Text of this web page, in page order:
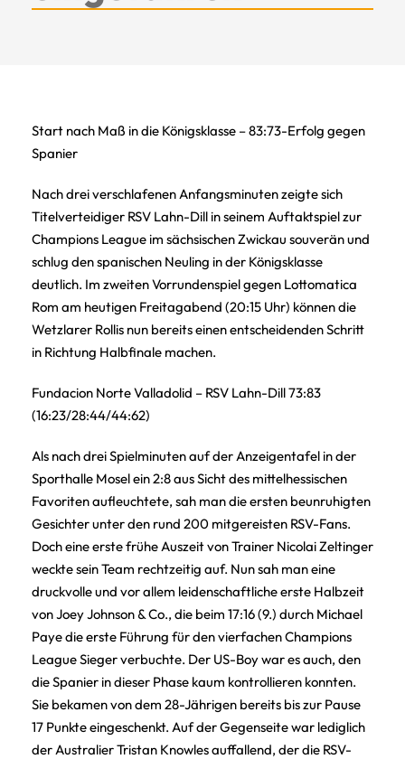
Start nach Maß in die Königsklasse – 83:73-Erfolg gegen
Spanier
Nach drei verschlafenen Anfangsminuten zeigte sich
Titelverteidiger RSV Lahn-Dill in seinem Auftaktspiel zur
Champions League im sächsischen Zwickau souverän und
schlug den spanischen Neuling in der Königsklasse
deutlich. Im zweiten Vorrundenspiel gegen Lottomatica
Rom am heutigen Freitagabend (20:15 Uhr) können die
Wetzlarer Rollis nun bereits einen entscheidenden Schritt
in Richtung Halbfinale machen.
Fundacion Norte Valladolid – RSV Lahn-Dill 73:83
(16:23/28:44/44:62)
Als nach drei Spielminuten auf der Anzeigentafel in der
Sporthalle Mosel ein 2:8 aus Sicht des mittelhessischen
Favoriten aufleuchtete, sah man die ersten beunruhigten
Gesichter unter den rund 200 mitgereisten RSV-Fans.
Doch eine erste frühe Auszeit von Trainer Nicolai Zeltinger
weckte sein Team rechtzeitig auf. Nun sah man eine
druckvolle und vor allem leidenschaftliche erste Halbzeit
von Joey Johnson & Co., die beim 17:16 (9.) durch Michael
Paye die erste Führung für den vierfachen Champions
League Sieger verbuchte. Der US-Boy war es auch, den
die Spanier in dieser Phase kaum kontrollieren konnten.
Sie bekamen von dem 28-Jährigen bereits bis zur Pause
17 Punkte eingeschenkt. Auf der Gegenseite war lediglich
der Australier Tristan Knowles auffallend, der die RSV-